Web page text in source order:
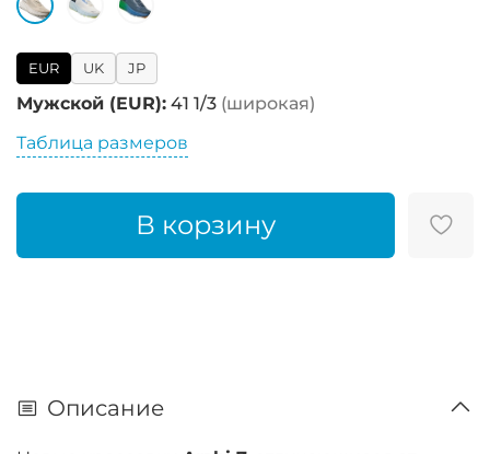
Таблица размеров
В корзину
EUR UK JP
Мужской (EUR): 41 1/3 (широкая)
Описание